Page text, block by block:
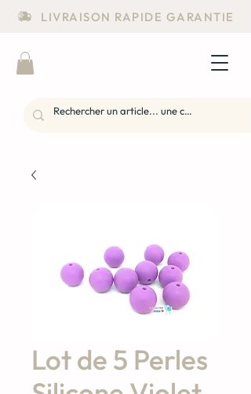
LIVRAISON RAPIDE GARANTIE
Lot de 5 Perles